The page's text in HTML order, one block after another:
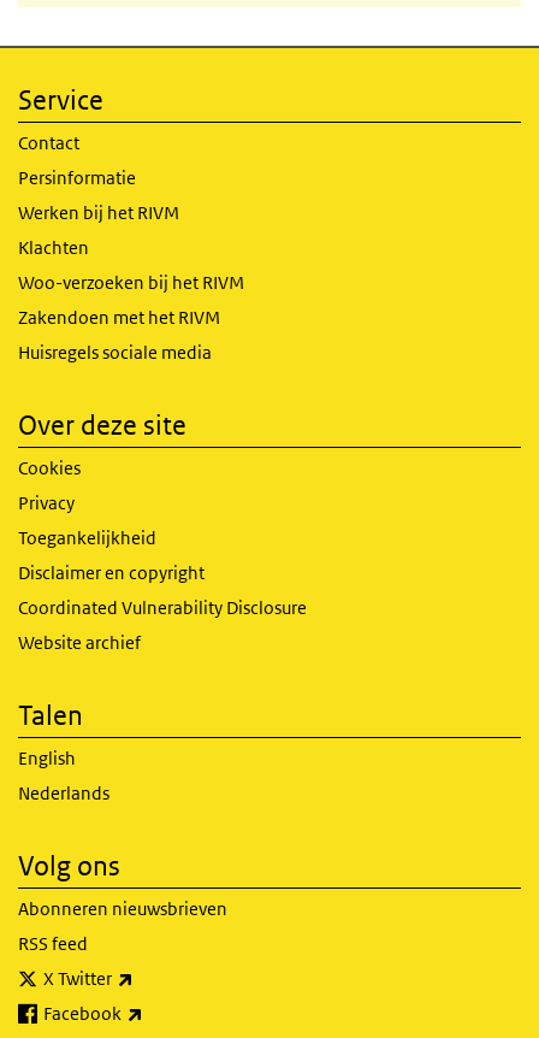
Service
Contact
Persinformatie
Werken bij het RIVM
Klachten
Woo-verzoeken bij het RIVM
Zakendoen met het RIVM
Huisregels sociale media
Over deze site
Cookies
Privacy
Toegankelijkheid
Disclaimer en copyright
Coordinated Vulnerability Disclosure
Website archief
Talen
English
Nederlands
Volg ons
Abonneren nieuwsbrieven
RSS feed
X Twitter
Facebook